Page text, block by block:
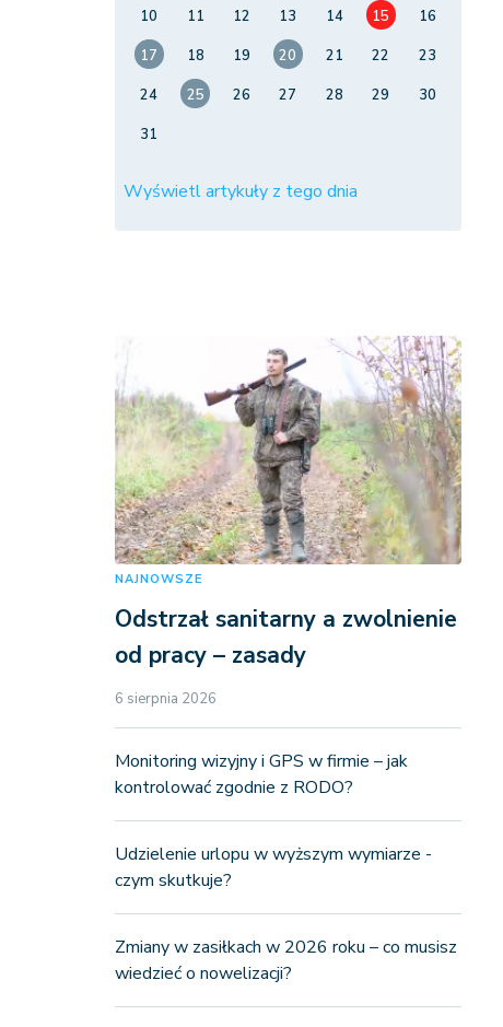
10
11 12 13 14 15
16
17
18 19 20 21 22
23
24
25 26 27 28 29
30
31
Wyświetl artykuły z tego dnia
NAJNOWSZE
Odstrzał sanitarny a zwolnienie
od pracy – zasady
6 sierpnia 2026
Monitoring wizyjny i GPS w firmie – jak
kontrolować zgodnie z RODO?
Udzielenie urlopu w wyższym wymiarze -
czym skutkuje?
Zmiany w zasiłkach w 2026 roku – co musisz
wiedzieć o nowelizacji?